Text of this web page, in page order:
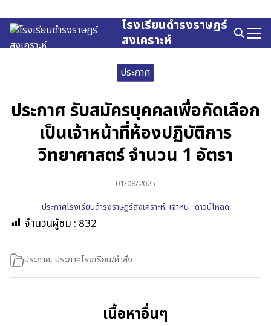
to
content
โรงเรียนดำรงราษฎร์
สงเคราะห์
Search
for:
ประกาศ
ประกาศ รับสมัครบุคคลเพื่อคัดเลือก
เป็นเจ้าหน้าที่ห้องปฏิบัติการ
วิทยาศาสตร์ จำนวน 1 อัตรา
01/08/2025
ประกาศโรงเรียนดำรงราษฎร์สงเคราะห์. เจ้าหน ดาวน์โหลด
จำนวนผู้ชม : 832
ประกาศ, ประกาศโรงเรียน/คำสั่ง
เนื้อหาอื่นๆ